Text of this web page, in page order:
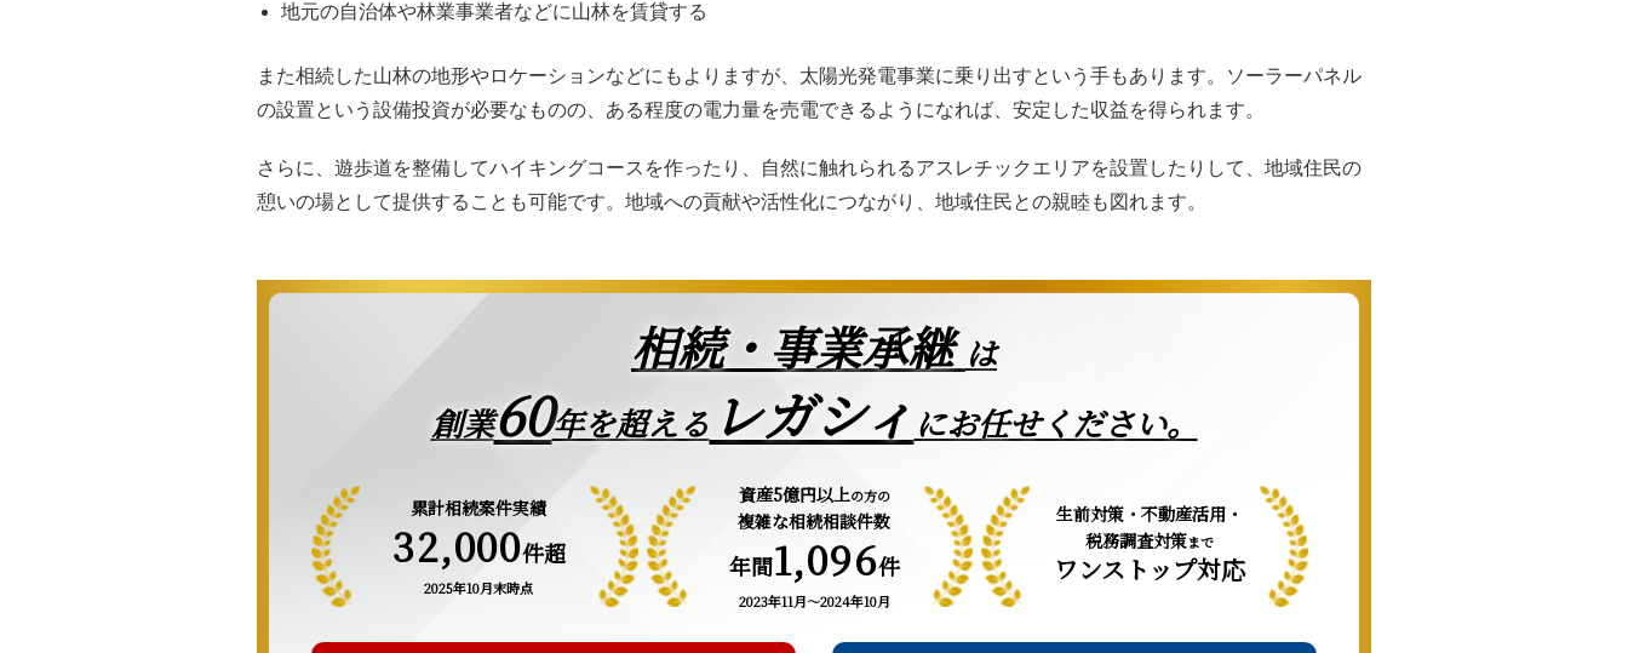
地元の自治体や林業事業者などに山林を賃貸する
また相続した山林の地形やロケーションなどにもよりますが、太陽光発電事業に乗り出すという手もあります。ソーラーパネル
の設置という設備投資が必要なものの、ある程度の電力量を売電できるようになれば、安定した収益を得られます。
さらに、遊歩道を整備してハイキングコースを作ったり、自然に触れられるアスレチックエリアを設置したりして、地域住民の
憩いの場として提供することも可能です。地域への貢献や活性化につながり、地域住民との親睦も図れます。
相続・事業承継 は
創業60年を超える レガシィ にお任せください。
累計相続案件実績
32,000件超
2025年10月末時点
資産5億円以上の方の
複雑な相続相談件数
年間1,096件
2023年11月～2024年10月
生前対策・不動産活用・
税務調査対策まで
ワンストップ対応